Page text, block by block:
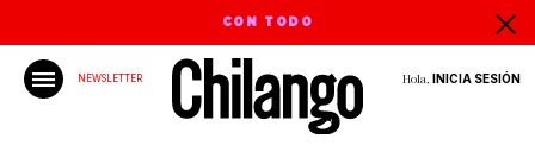
CON TODO
NEWSLETTER Hola, INICIA SESIÓN